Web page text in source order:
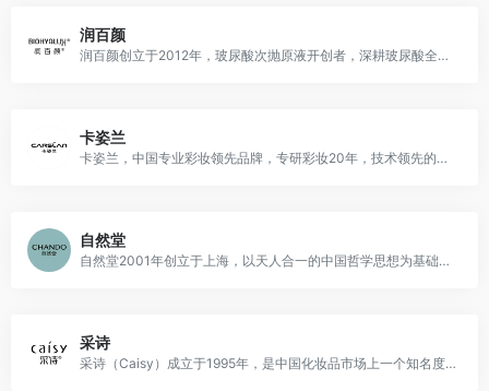
润百颜
润百颜创立于2012年，玻尿酸次抛原液开创者，深耕玻尿酸全方位护肤研发
卡姿兰
卡姿兰，中国专业彩妆领先品牌，专研彩妆20年，技术领先的彩妆专家。
自然堂
自然堂2001年创立于上海，以天人合一的中国哲学思想为基础，倡导乐享自然，美丽生活的理念，致力于为中国消费者提供更好更专业品质的产品和服务。
采诗
采诗（Caisy）成立于1995年，是中国化妆品市场上一个知名度、美誉度较高的成熟品牌